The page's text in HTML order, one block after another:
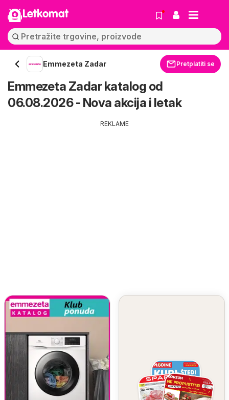
Letkomat
Emmezeta Zadar Pretplatiti se
Emmezeta Zadar katalog od
06.08.2026 - Nova akcija i letak
REKLAME